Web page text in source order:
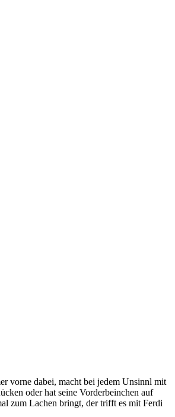
vorne dabei, macht bei jedem Unsinnl mit
oder hat seine Vorderbeinchen auf
zum Lachen bringt, der trifft es mit Ferdi